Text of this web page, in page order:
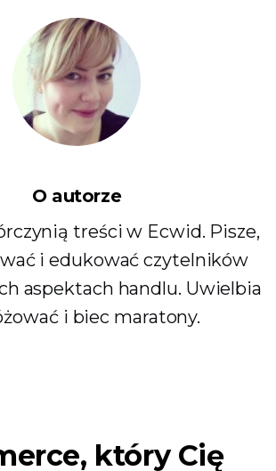
O autorze
treści w Ecwid. Pisze,
i edukować czytelników
aspektach handlu. Uwielbia
i biec maratony.
który Cię